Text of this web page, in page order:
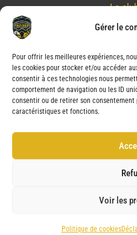
Gérer le
Pour offrir les meilleures expériences,
les cookies pour stocker et/ou accéder
consentir à ces technologies nous
comportement de navigation ou les ID
consentir ou de retirer son
caractéristiques et fonctions.
Voir les
Politique de cookies
Le
Nos
Conditions
Politique de
Copyright © 2026 CRAZY